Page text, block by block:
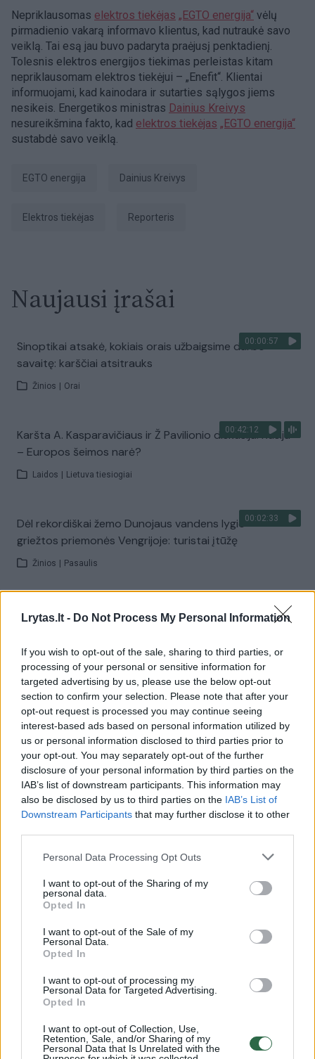
Lrytas.lt - Do Not Process My Personal Information
If you wish to opt-out of the sale, sharing to third parties, or
processing of your personal or sensitive information for
targeted advertising by us, please use the below opt-out
section to confirm your selection. Please note that after your
opt-out request is processed you may continue seeing
interest-based ads based on personal information utilized by
us or personal information disclosed to third parties prior to
your opt-out. You may separately opt-out of the further
disclosure of your personal information by third parties on the
IAB’s list of downstream participants. This information may
also be disclosed by us to third parties on the IAB’s List of
Downstream Participants that may further disclose it to other
Personal Data Processing Opt Outs
I want to opt-out of the Sharing of my
personal data.
Opted In
I want to opt-out of the Sale of my
Personal Data.
Opted In
I want to opt-out of processing my
Personal Data for Targeted Advertising.
Opted In
I want to opt-out of Collection, Use,
Retention, Sale, and/or Sharing of my
Personal Data that Is Unrelated with the
Nepriklausomas elektros tiekėjas „EGTO energija“ vėlų
pirmadienio vakarą informavo klientus, kad nutraukė savo
veiklą. Tai esą jau buvo padaryta praėjusį penktadienį.
Tolesnis elektros energijos tiekimas perleistas kitam
nepriklausomam elektros tiekėjui – „Enefit“. Klientai
informuojami, kad kainodara ir sutarties sąlygos jiems
nesikeis. Energetikos ministras Dainius Kreivys
nesureikšmina fakto, kad elektros tiekėjas „EGTO energija“
sustabdė savo veiklą.
EGTO energija Dainius Kreivys
elektros tiekėjas Reporteris
Naujausi įrašai
00:00:57
Sinoptikai atsakė, kokiais orais užbaigsime darbo
savaitę: karščiai atsitrauks
Žinios Orai
00:42:12
Karšta A. Kasparavičiaus ir Ž Pavilionio diskusija: Rusija
– Europos šeimos narė?
Laidos Lietuva tiesiogiai
00:02:33
Dėl rekordiškai žemo Dunojaus vandens lygio –
griežtos priemonės Vengrijoje: turistai įtūžę
Žinios Pasaulis
00:04:00
Kuprines pasvėrę specialistai įspėja apie pavojingą
Žinios | Lietuvos diena
Visi įrašai
Žiūrimiausi įrašai
00:00:30
Vaizdai iš tragiškos avarijos Vilniaus r.: dviejų moterų ir
vaiko gyvybių išgelbėti nepavyko
Žinios | Lietuvos diena
Savaitės vidurys nusimato karštas: temperatūra kils iki
Žinios | Orai
00:00:59
Nufilmavo, kaip patvino Vilniaus Vakarinis aplinkkelis:
vaizdas pribloškia
Žinios | Lietuvos diena